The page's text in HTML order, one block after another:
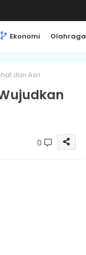
Ekonomi Olahraga
dan Asri
0